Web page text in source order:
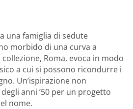
una famiglia di sedute
morbido di una curva a
Roma, evoca in modo
a cui si possono ricondurre i
Un’ispirazione non
anni ’50 per un progetto
nome.